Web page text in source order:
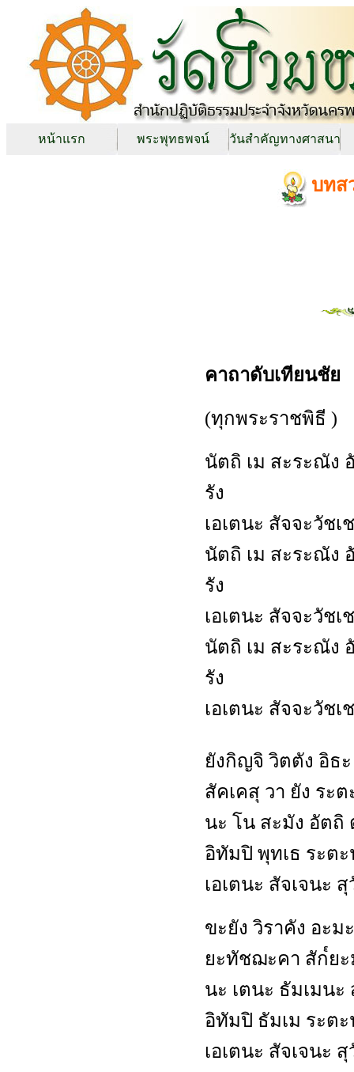
หน้าแรก พระพุทธพจน์ วันสำคัญทางศาสนา
บทส
คาถาดับเทียนชัย
(ทุกพระราชพิธี )
นัตถิ เม สะระณัง
รัง
เอเตนะ สัจจะวัช
นัตถิ เม สะระณัง
รัง
เอเตนะ สัจจะวัช
นัตถิ เม สะระณัง
รัง
เอเตนะ สัจจะวัช
ยังกิญจิ วิตตัง อิธะ
สัคเคสุ วา ยัง ระ
นะ โน สะมัง อัตถิ
อิทัมปิ พุทเธ ระต
เอเตนะ สัจเจนะ
ขะยัง วิราคัง อะ
ยะทัชฌะคา สัก๎ย
นะ เตนะ ธัมเมน
อิทัมปิ ธัมเม ระต
เอเตนะ สัจเจนะ